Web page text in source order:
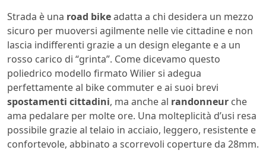
Strada è una road bikeadatta a chi desidera un mezzo
sicuro per muoversi agilmente nelle vie cittadine e non
lascia indifferenti grazie a un design elegante e a un
rosso carico di “grinta”. Come dicevamo questo
poliedrico modello firmato Wilier si adegua
perfettamente al bike commuter e ai suoi brevi
spostamenti cittadini, ma anche al randonneur che
ama pedalare per molte ore. Una molteplicità d’usi resa
possibile grazie al telaio in acciaio, leggero, resistente e
confortevole, abbinato a scorrevoli coperture da 28mm.